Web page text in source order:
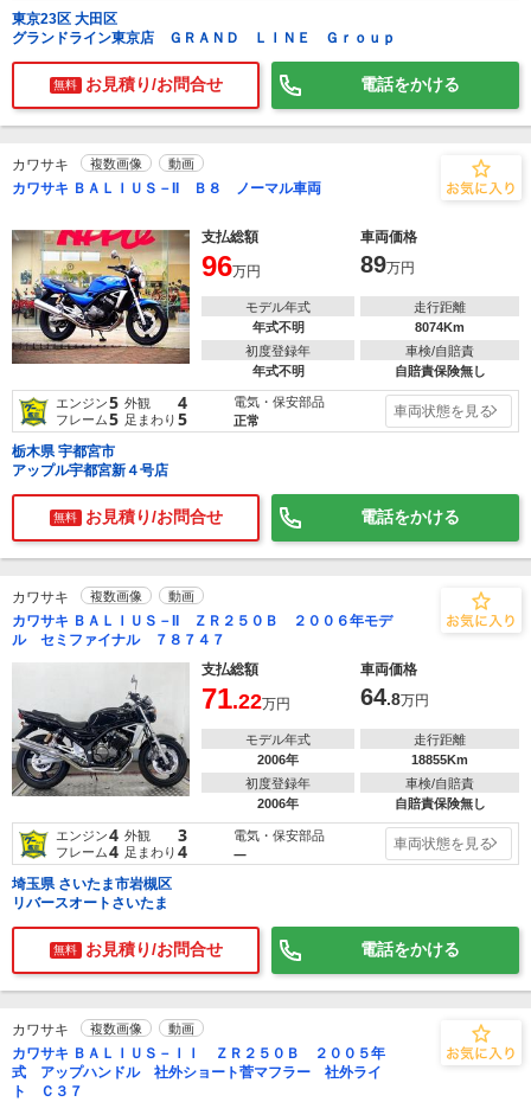
東京23区 大田区
グランドライン東京店 ＧＲＡＮＤ ＬＩＮＥ Ｇｒｏｕｐ
無料 お見積り/お問合せ 電話をかける
カワサキ 複数画像 動画
カワサキ ＢＡＬＩＵＳ－II Ｂ８ ノーマル車両
支払総額 車両価格
96万円 89万円
モデル年式
年式不明
走行距離
8074Km
初度登録年
年式不明
車検/自賠責
自賠責保険無し
エンジン5 外観 4
フレーム5 足まわり 5
電気・保安部品
正常
車両状態を見る
栃木県 宇都宮市
アップル宇都宮新４号店
無料 お見積り/お問合せ 電話をかける
カワサキ 複数画像 動画
カワサキ ＢＡＬＩＵＳ－II ＺＲ２５０Ｂ ２００６年モデ
ル セミファイナル ７８７４７
支払総額
車両価格
71.22万円 64.8万円
モデル年式
2006年
走行距離
18855Km
初度登録年
2006年
車検/自賠責
自賠責保険無し
エンジン4 外観 3
フレーム4 足まわり 4
電気・保安部品
―
車両状態を見る
埼玉県 さいたま市岩槻区
リバースオートさいたま
無料 お見積り/お問合せ 電話をかける
カワサキ 複数画像 動画
カワサキ ＢＡＬＩＵＳ－ＩＩ ＺＲ２５０Ｂ ２００５年
式 アップハンドル 社外ショート菅マフラー 社外ライ
ト Ｃ３７